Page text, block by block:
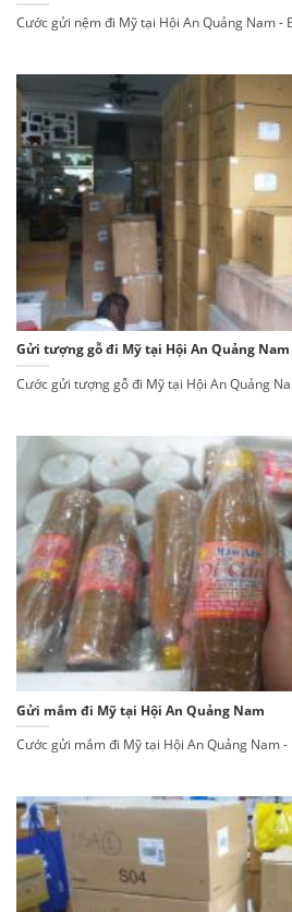
Cước gửi nệm đi Mỹ tại Hội An Quảng Nam -
Gửi tượng gỗ đi Mỹ tại Hội An Quảng Nam
Cước gửi tượng gỗ đi Mỹ tại Hội An Quảng
Gửi mắm đi Mỹ tại Hội An Quảng Nam
Cước gửi mắm đi Mỹ tại Hội An Quảng Nam